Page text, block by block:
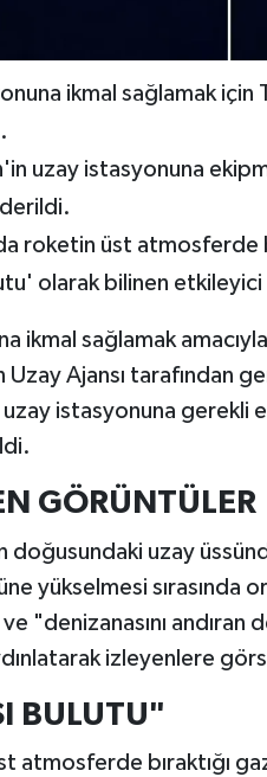
ikmal sağlamak için
uzay istasyonuna
roketin üst atmosferde
olarak bilinen
ikmal sağlamak
Uzay Ajansı tarafından
istasyonuna gerekli
GÖRÜNTÜLER
doğusundaki uzay
yükselmesi sırasında
"denizanasını andıran
izleyenlere
BULUTU"
bıraktığı gaz